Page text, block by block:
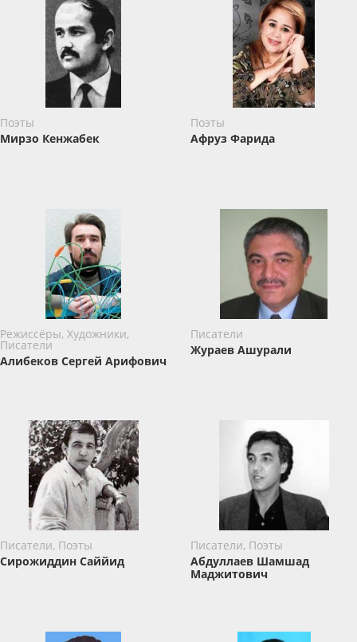
Поэты
Мирзо Кенжабек
Поэты
Афруз Фарида
Режиссёры, Художники,
Писатели
Алибеков Сергей Арифович
Писатели
Жураев Ашурали
Писатели, Поэты
Сирожиддин Саййид
Писатели, Поэты
Абдуллаев Шамшад
Маджитович